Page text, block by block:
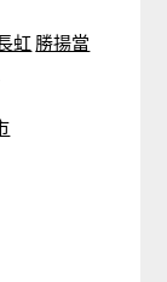
虹 勝揚當